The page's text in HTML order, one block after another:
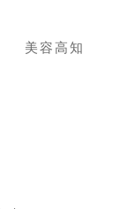
美容高知